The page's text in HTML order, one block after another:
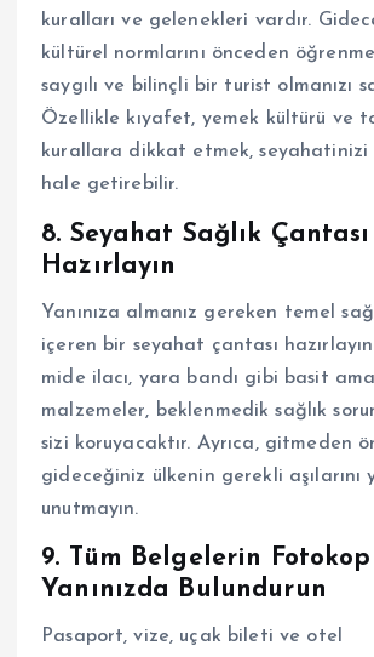
kuralları ve gelenekleri vardır.
kültürel normlarını önceden
saygılı ve bilinçli bir turist olmanızı
Özellikle kıyafet, yemek kültürü ve
kurallara dikkat etmek,
hale getirebilir.
8. Seyahat Sağlık Çantası
Hazırlayın
Yanınıza almanız gereken temel
içeren bir seyahat çantası
mide ilacı, yara bandı gibi basit
malzemeler, beklenmedik sağlık
sizi koruyacaktır. Ayrıca, gitmeden
gideceğiniz ülkenin gerekli aşılarını
unutmayın.
9. Tüm Belgelerin
Yanınızda Bulundurun
Pasaport, vize, uçak bileti ve otel